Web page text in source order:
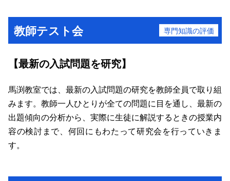
教師テスト会 専門知識の評価
【最新の入試問題を研究】
馬渕教室では、最新の入試問題の研究を教師全員で取り組
みます。教師一人ひとりが全ての問題に目を通し、最新の
出題傾向の分析から、実際に生徒に解説するときの授業内
容の検討まで、何回にもわたって研究会を行っていきま
す。